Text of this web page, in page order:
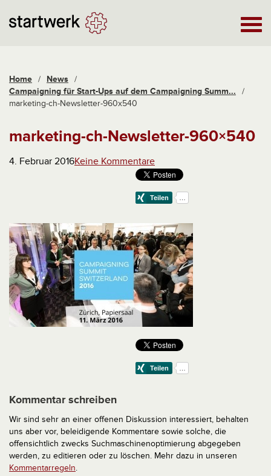
Home / News /
Campaigning für Start-Ups auf dem Campaigning Summ...
/
marketing-ch-Newsletter-960x540
marketing-ch-Newsletter-960×540
4. Februar 2016Keine Kommentare
Kommentar schreiben
Wir sind sehr an einer offenen Diskussion interessiert, behalten
uns aber vor, beleidigende Kommentare sowie solche, die
offensichtlich zwecks Suchmaschinenoptimierung abgegeben
werden, zu editieren oder zu löschen. Mehr dazu in unseren
Kommentarregeln.